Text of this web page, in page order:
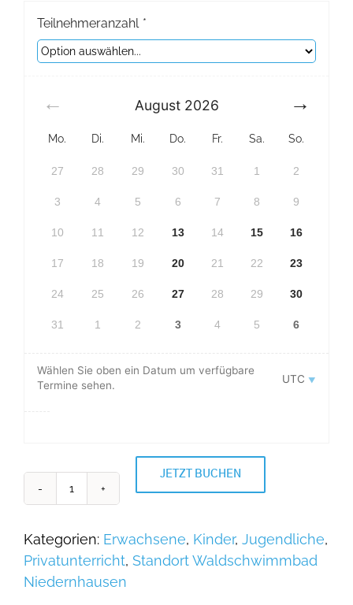
Teilnehmeranzahl *
August 2026
Mo. Di. Mi. Do. Fr. Sa. So.
27 28 29 30 31 1 2
3 4 5 6 7 8 9
10 11 12 13 14 15 16
17 18 19 20 21 22 23
24 25 26 27 28 29 30
31 1 2 3 4 5 6
Wählen Sie oben ein Datum um verfügbare
Termine sehen.
UTC
Privatunterricht
Waldschwimmbad
Niedernhausen
JETZT BUCHEN
Kategorien: Erwachsene, Kinder, Jugendliche,
Privatunterricht, Standort Waldschwimmbad
Niedernhausen